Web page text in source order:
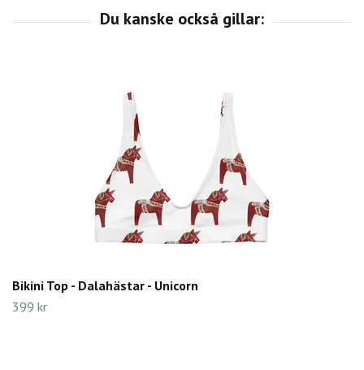
Bikini Top - Dalahästar - Unicorn
399 kr